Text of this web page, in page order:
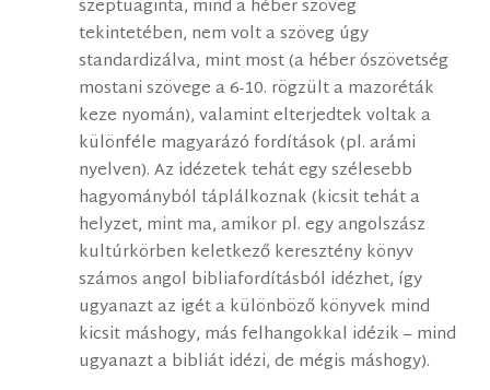
szeptuaginta, mind a héber szöveg
tekintetében, nem volt a szöveg úgy
standardizálva, mint most (a héber ószövetség
mostani szövege a 6-10. rögzült a mazoréták
keze nyomán), valamint elterjedtek voltak a
különféle magyarázó fordítások (pl. arámi
nyelven). Az idézetek tehát egy szélesebb
hagyományból táplálkoznak (kicsit tehát a
helyzet, mint ma, amikor pl. egy angolszász
kultúrkörben keletkező keresztény könyv
számos angol bibliafordításból idézhet, így
ugyanazt az igét a különböző könyvek mind
kicsit máshogy, más felhangokkal idézik – mind
ugyanazt a bibliát idézi, de mégis máshogy).